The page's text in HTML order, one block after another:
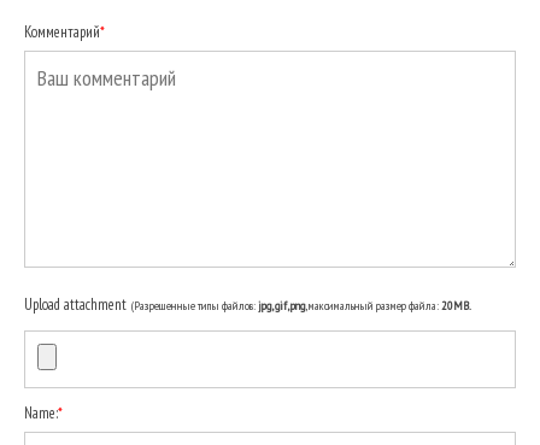
Комментарий*
Upload attachment (Разрешенные типы файлов:jpg, gif, png, максимальный размер файла:20MB.
Name:*